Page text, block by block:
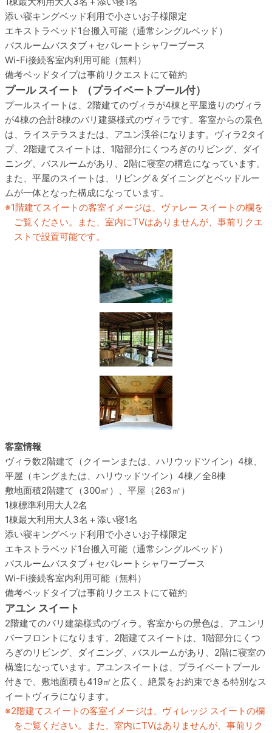
添い寝キングベッド利用で小さいお子様限定
エキストラベッド1台搬入可能（通常シングルベッド）
バスルームバスタブ＋セパレートシャワーブース
Wi-Fi接続客室内利用可能（無料）
備考ベッドタイプは事前リクエストにて確約
プール スイート （プライベートプール付）
プールスイートは、2階建てのヴィラが4棟と平屋造りのヴィラ
が4棟の合計8棟のバリ建築様式のヴィラです。客室からの景色
は、ライステラスまたは、アユン渓谷になります。ヴィラ2タイ
プ、2階建てスイートは、1階部分にくつろぎのリビング、ダイ
ニング、バスルームがあり、2階に寝室の構造になっています。
また、平屋のスイートは、リビング＆ダイニングとベッドルー
ムが一体となった構成になっています。
1階建てスイートの客室イメージは、ヴァレー スイートの欄を
ご覧ください。また、室内にTVはありませんが、事前リクエ
ストで設置可能です。
客室情報
ヴィラ数2階建て（クイーンまたは、ハリウッドツイン）4棟、
平屋（キングまたは、ハリウッドツイン）4棟／全8棟
敷地面積2階建て（300㎡）、平屋（263㎡）
1棟標準利用大人2名
1棟最大利用大人3名＋添い寝1名
添い寝キングベッド利用で小さいお子様限定
エキストラベッド1台搬入可能（通常シングルベッド）
バスルームバスタブ＋セパレートシャワーブース
Wi-Fi接続客室内利用可能（無料）
備考ベッドタイプは事前リクエストにて確約
アユン スイート
2階建てのバリ建築様式のヴィラ。客室からの景色は、アユンリ
バーフロントになります。2階建てスイートは、1階部分にくつ
ろぎのリビング、ダイニング、バスルームがあり、2階に寝室の
構造になっています。アユンスイートは、プライベートプール
付きで、敷地面積も419㎡と広く、絶景をお約束できる特別なス
イートヴィラになります。
2階建てスイートの客室イメージは、ヴィレッジ スイートの欄
をご覧ください。また、室内にTVはありませんが、事前リク